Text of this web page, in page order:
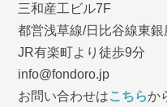
三和産工ビル7F
都営浅草線/日比谷線東
JR有楽町より徒歩9分
info@fondoro.jp
お問い合わせはこちらか